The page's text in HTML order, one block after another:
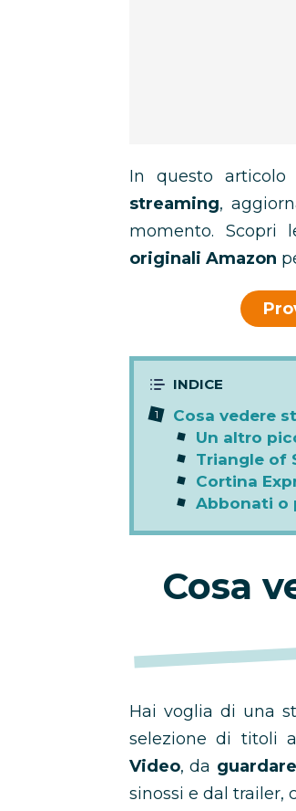
In questo
streaming,
momento. Scopri
originali Amazon
Cosa vedere
Un altro
Triangle of
Cortina
Abbonati o
Cosa
Hai voglia di una
selezione di titoli
Video, da
sinossi e dal trailer,